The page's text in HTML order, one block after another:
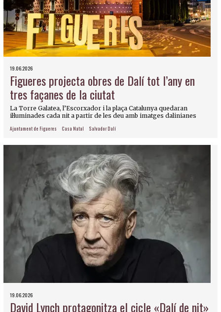
19.06.2026
Figueres projecta obres de Dalí tot l’any en
tres façanes de la ciutat
La Torre Galatea, l’Escorxador i la plaça Catalunya quedaran
il·luminades cada nit a partir de les deu amb imatges dalinianes
Ajuntament de Figueres Casa Natal Salvador Dalí
19.06.2026
David Lynch protagonitza el cicle «Dalí de nit»